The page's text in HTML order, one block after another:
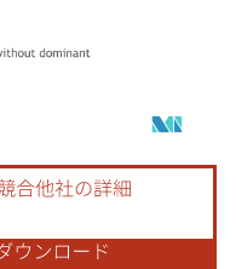
4.0の表示が必要です。